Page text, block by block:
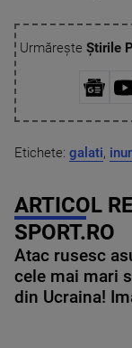
Urmărește Știrile
Etichete: galati,
ARTICOL
SPORT.RO
Atac rusesc
cele mai mari
din Ucraina!